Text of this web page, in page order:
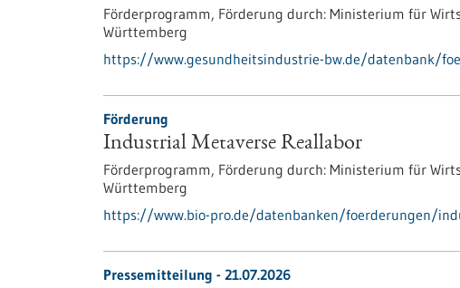
Förderprogramm, Förderung durch: Ministerium für
Württemberg
https://www.gesundheitsindustrie-bw.de/datenbank/
Förderung
Industrial Metaverse Reallabor
Förderprogramm, Förderung durch: Ministerium für
Württemberg
https://www.bio-pro.de/datenbanken/foerderungen/
Pressemitteilung - 21.07.2026